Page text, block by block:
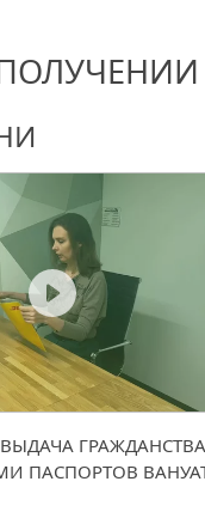
ВЫДАЧА ГРАЖДАНСТВА
ПАСПОРТОВ